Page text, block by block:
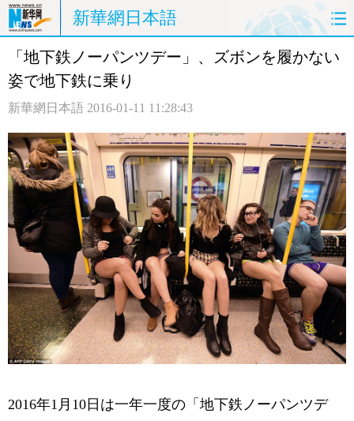
新華網日本語
ホームページ 政治 経済
観光 評論 写真
中日対訳
「地下鉄ノーパンツデー」、ズボンを履かない
姿で地下鉄に乗り
新華網日本語 2016-01-11 11:28:43
2016年1月10日は一年一度の「地下鉄ノーパンツデ